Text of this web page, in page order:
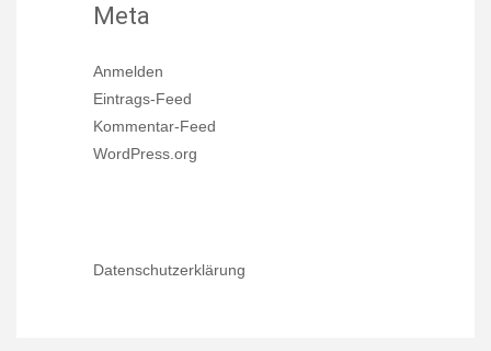
Meta
Anmelden
Eintrags-Feed
Kommentar-Feed
WordPress.org
Datenschutzerklärung